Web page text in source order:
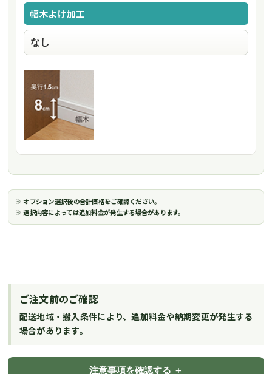
幅木よけ加工
※ オプション選択後の合計価格をご確認ください。
※ 選択内容によっては追加料金が発生する場合があります。
ご注文前のご確認
配送地域・搬入条件により、追加料金や納期変更が発生する
場合があります。
注意事項を確認する